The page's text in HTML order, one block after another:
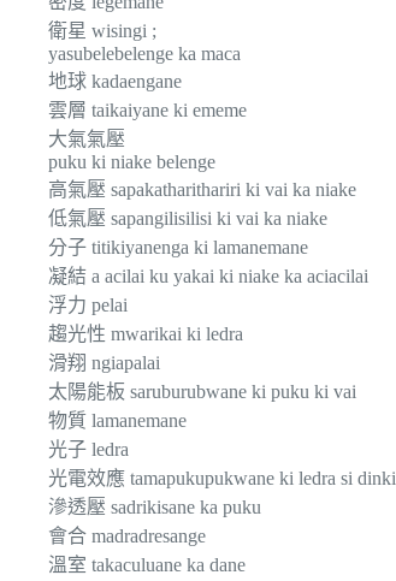
衛星 wisingi ;
yasubelebelenge ka maca
地球 kadaengane
雲層 taikaiyane ki ememe
大氣氣壓
puku ki niake belenge
高氣壓 sapakatharithariri ki vai ka niake
低氣壓 sapangilisilisi ki vai ka niake
分子 titikiyanenga ki lamanemane
凝結 a acilai ku yakai ki niake ka aciacilai
浮力 pelai
趨光性 mwarikai ki ledra
滑翔 ngiapalai
太陽能板 saruburubwane ki puku ki vai
物質 lamanemane
光子 ledra
光電效應 tamapukupukwane ki ledra si dinki
滲透壓 sadrikisane ka puku
會合 madradresange
溫室 takaculuane ka dane